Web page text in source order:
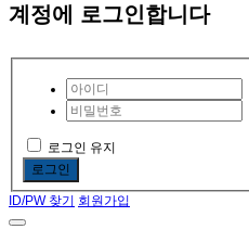
계정에 로그인합니다
로그인 유지
로그인
ID/PW 찾기 회원가입